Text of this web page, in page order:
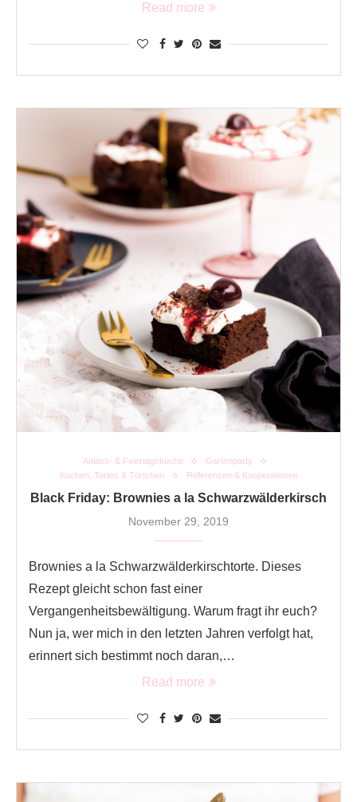
Read more
Anlass- & Feiertagsküche
Gartenparty
Kuchen, Tartes & Törtchen
Referenzen & Kooperationen
Black Friday: Brownies a la Schwarzwälderkirsch
November 29, 2019
Brownies a la Schwarzwälderkirschtorte. Dieses
Rezept gleicht schon fast einer
Vergangenheitsbewältigung. Warum fragt ihr euch?
Nun ja, wer mich in den letzten Jahren verfolgt hat,
erinnert sich bestimmt noch daran,…
Read more